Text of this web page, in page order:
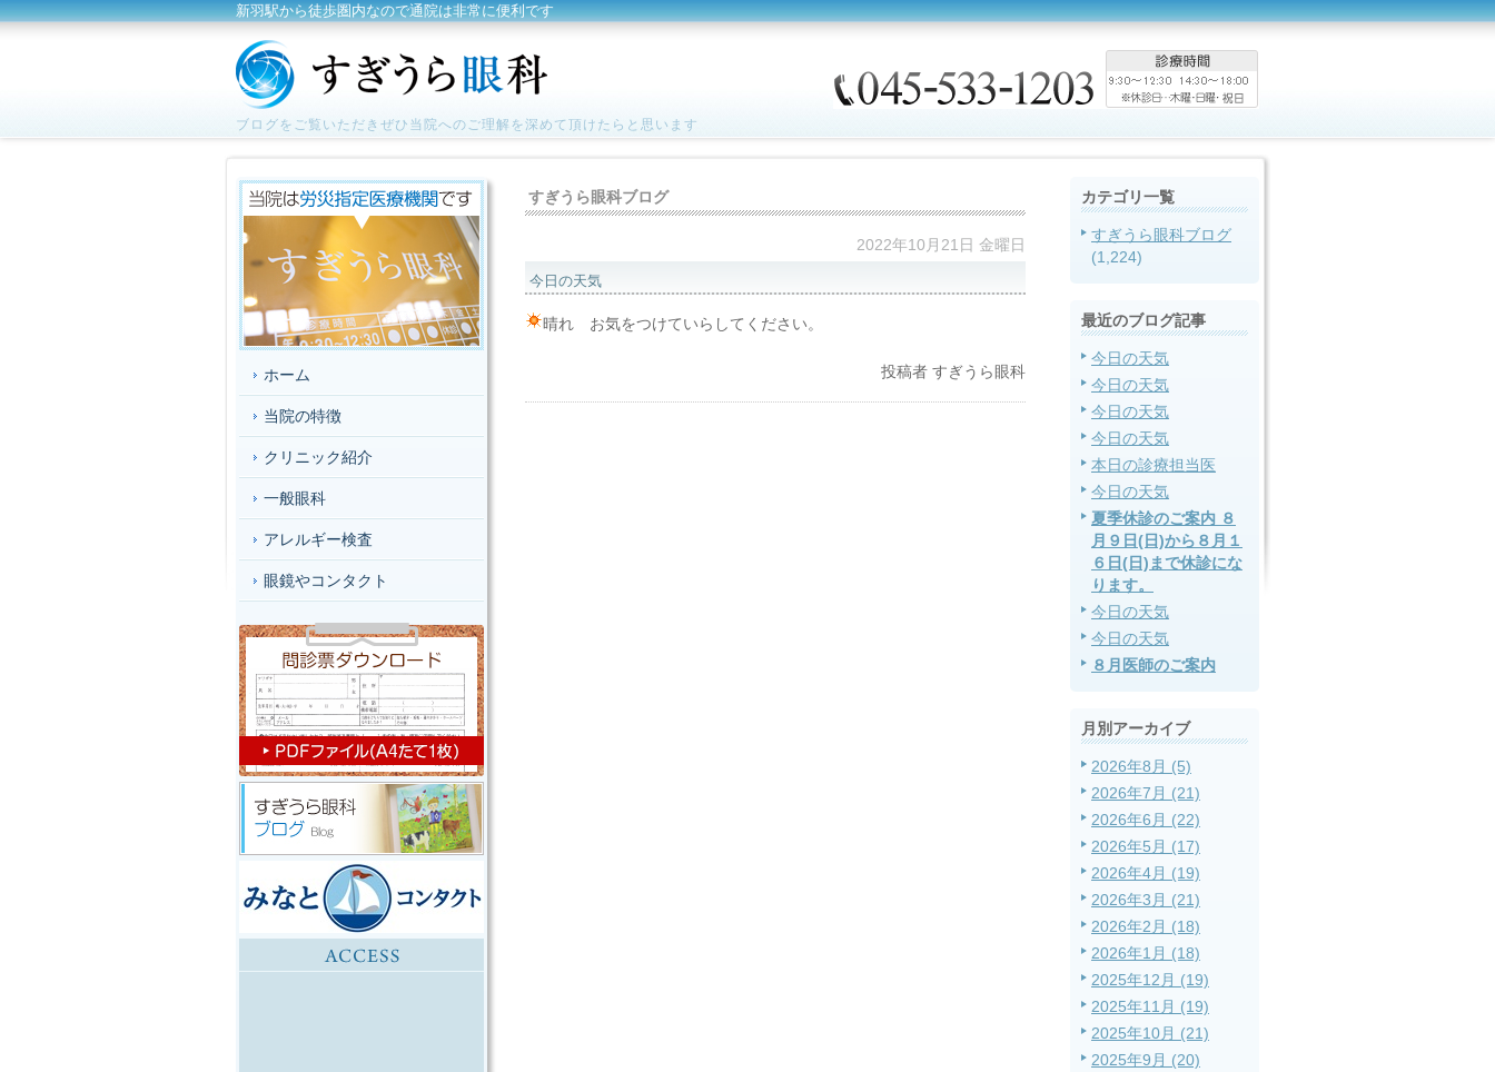
新羽駅から徒歩圏内なので通院は非常に便利です
ブログをご覧いただきぜひ当院へのご理解を深めて頂けたらと思います
すぎうら眼科ブログ
2022年10月21日 金曜日
今日の天気
晴れ お気をつけていらしてください。
投稿者 すぎうら眼科
カテゴリ一覧
すぎうら眼科ブログ
(1,224)
最近のブログ記事
今日の天気
今日の天気
今日の天気
今日の天気
本日の診療担当医
今日の天気
夏季休診のご案内 ８
月９日(日)から８月１
６日(日)まで休診にな
ります。
今日の天気
今日の天気
８月医師のご案内
月別アーカイブ
2026年8月 (5)
2026年7月 (21)
2026年6月 (22)
2026年5月 (17)
2026年4月 (19)
2026年3月 (21)
2026年2月 (18)
2026年1月 (18)
2025年12月 (19)
2025年11月 (19)
2025年10月 (21)
2025年9月 (20)
ホーム
当院の特徴
クリニック紹介
一般眼科
アレルギー検査
眼鏡やコンタクト